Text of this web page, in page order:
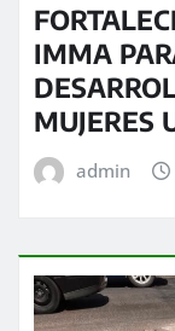
IMMA
MUJERES
admin